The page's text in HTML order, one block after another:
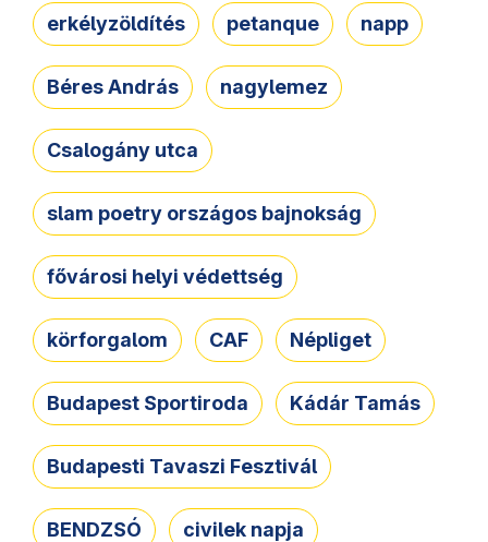
erkélyzöldítés petanque napp
Béres András nagylemez
Csalogány utca
slam poetry országos bajnokság
fővárosi helyi védettség
körforgalom CAF Népliget
Budapest Sportiroda Kádár Tamás
Budapesti Tavaszi Fesztivál
BENDZSÓ civilek napja